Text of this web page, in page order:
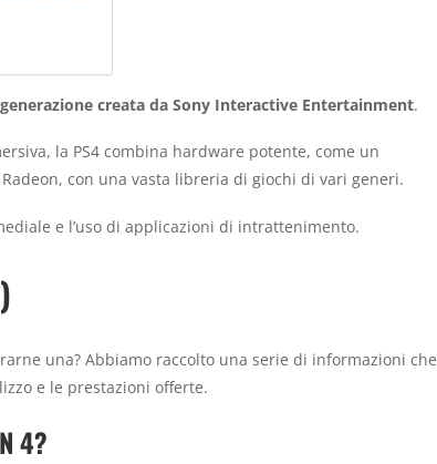
creata da Sony Interactive Entertainment.
la PS4 combina hardware potente, come un
Radeon, con una vasta libreria di giochi di vari generi.
e l’uso di applicazioni di intrattenimento.
una? Abbiamo raccolto una serie di informazioni che
e le prestazioni offerte.
4?